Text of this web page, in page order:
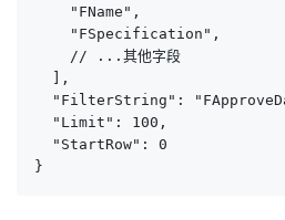
    "FName",
    "FSpecification",
    // ...其他字段
  ],
"FilterString":
  "Limit": 100,
  "StartRow": 0
}